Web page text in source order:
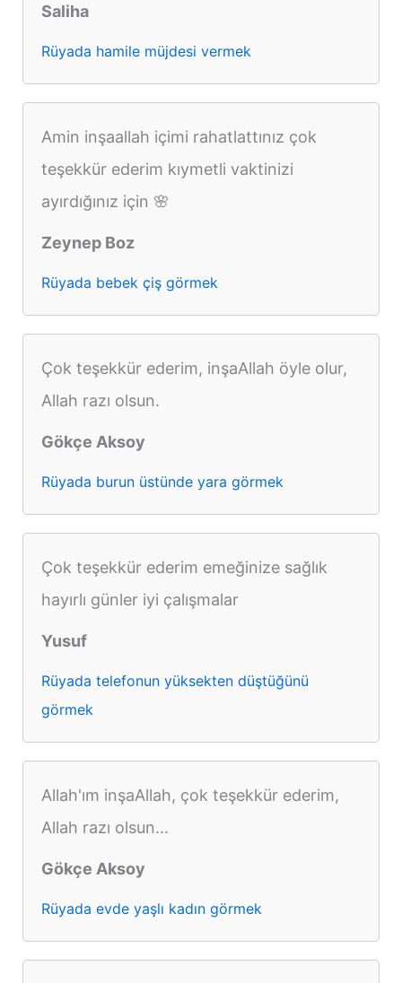
Saliha
Rüyada hamile müjdesi vermek
Amin inşaallah içimi rahatlattınız çok
teşekkür ederim kıymetli vaktinizi
ayırdığınız için 🌸
Zeynep Boz
Rüyada bebek çiş görmek
Çok teşekkür ederim, inşaAllah öyle olur,
Allah razı olsun.
Gökçe Aksoy
Rüyada burun üstünde yara görmek
Çok teşekkür ederim emeğinize sağlık
hayırlı günler iyi çalışmalar
Yusuf
Rüyada telefonun yüksekten düştüğünü
görmek
Allah'ım inşaAllah, çok teşekkür ederim,
Allah razı olsun...
Gökçe Aksoy
Rüyada evde yaşlı kadın görmek